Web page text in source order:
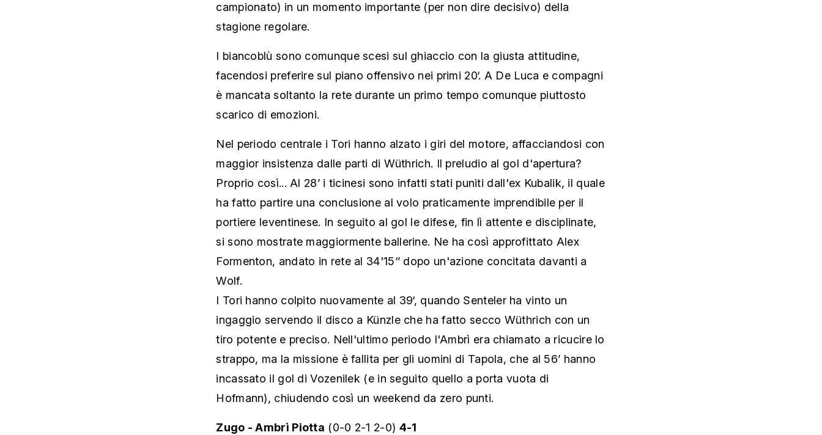
campionato) in un momento importante (per non dire decisivo) della
stagione regolare.
I biancoblù sono comunque scesi sul ghiaccio con la giusta attitudine,
facendosi preferire sul piano offensivo nei primi 20‘. A De Luca e compagni
è mancata soltanto la rete durante un primo tempo comunque piuttosto
scarico di emozioni.
Nel periodo centrale i Tori hanno alzato i giri del motore, affacciandosi con
maggior insistenza dalle parti di Wüthrich. Il preludio al gol d'apertura?
Proprio così... Al 28’ i ticinesi sono infatti stati puniti dall'ex Kubalik, il quale
ha fatto partire una conclusione al volo praticamente imprendibile per il
portiere leventinese. In seguito al gol le difese, fin lì attente e disciplinate,
si sono mostrate maggiormente ballerine. Ne ha così approfittato Alex
Formenton, andato in rete al 34'15‘’ dopo un'azione concitata davanti a
Wolf.
I Tori hanno colpito nuovamente al 39‘, quando Senteler ha vinto un
ingaggio servendo il disco a Künzle che ha fatto secco Wüthrich con un
tiro potente e preciso. Nell'ultimo periodo l'Ambrì era chiamato a ricucire lo
strappo, ma la missione è fallita per gli uomini di Tapola, che al 56’ hanno
incassato il gol di Vozenilek (e in seguito quello a porta vuota di
Hofmann), chiudendo così un weekend da zero punti.
Zugo - Ambrì Piotta (0-0 2-1 2-0) 4-1